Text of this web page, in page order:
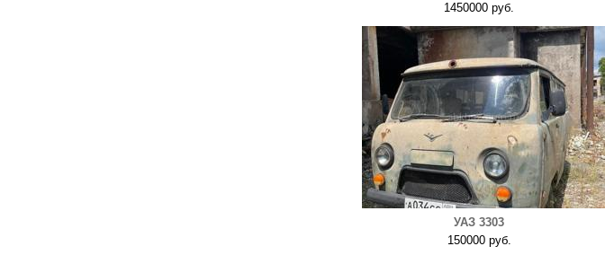
1450000 руб.
УАЗ 3303
150000 руб.